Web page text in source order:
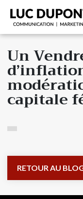
Un
capitale
RETOUR AU